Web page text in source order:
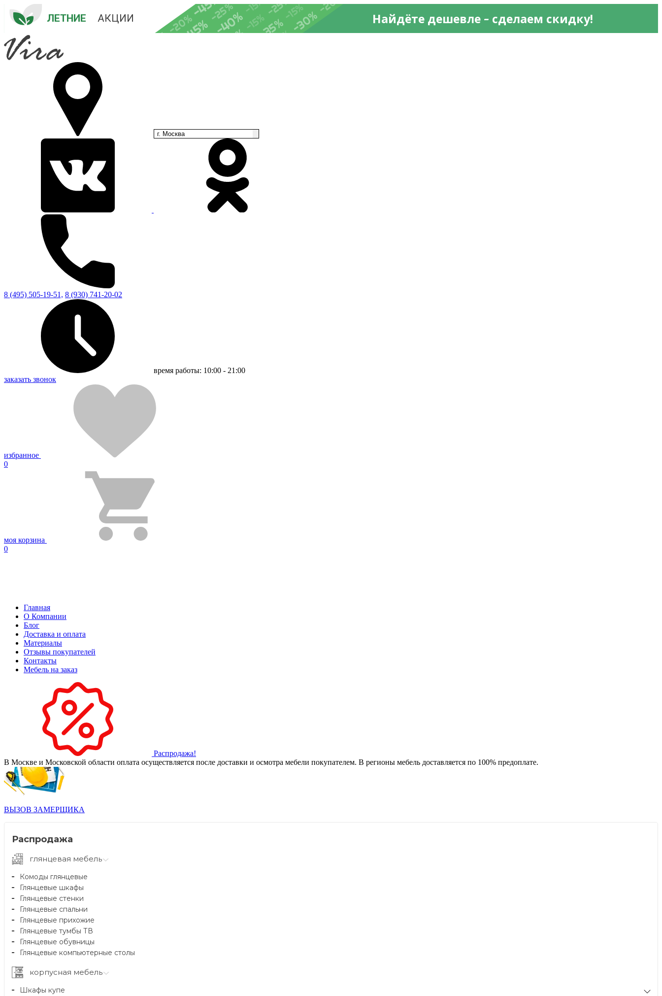
-20%
-35%
-15%
-25%
-35%
-25%
-45%
-15%
-35%
-15%
-40%
-15%
-30%
ЛЕТНИЕ АКЦИИ Найдёте дешевле - сделаем скидку!
г. Москва
8 (495) 505-19-51, 8 (930) 741-20-02
время работы: 10:00 - 21:00
заказать звонок
избранное
0
моя корзина
0
Главная
О Компании
Блог
Доставка и оплата
Материалы
Отзывы покупателей
Контакты
Мебель на заказ
Распродажа!
В Москве и Московской области оплата осуществляется после доставки и осмотра мебели покупателем. В регионы мебель доставляется по 100% предоплате.
ВЫЗОВ ЗАМЕРЩИКА
Распродажа
глянцевая мебель
Комоды глянцевые
Глянцевые шкафы
Глянцевые стенки
Глянцевые спальни
Глянцевые прихожие
Глянцевые тумбы ТВ
Глянцевые обувницы
Глянцевые компьютерные столы
корпусная мебель
Шкафы купе